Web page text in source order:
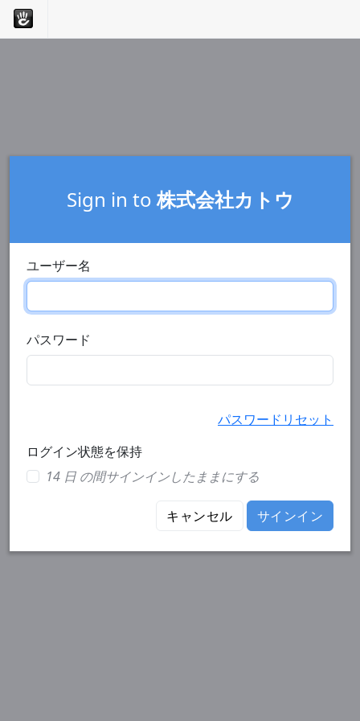
Sign in to 株式会社カトウ
ユーザー名
パスワード
パスワードリセット
ログイン状態を保持
14 日 の間サインインしたままにする
キャンセル サインイン